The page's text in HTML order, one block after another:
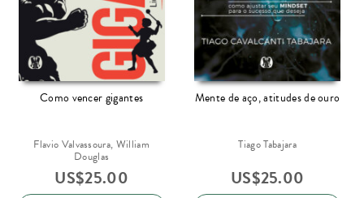
Como vencer gigantes
Flavio Valvassoura, William
Douglas
US$25.00
Mente de aço, atitudes de ouro
Tiago Tabajara
US$25.00